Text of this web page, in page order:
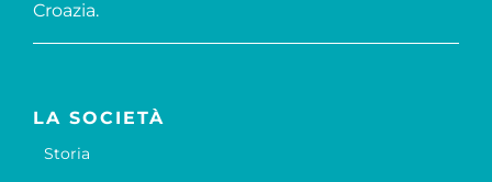
Croazia.
LA SOCIETÀ
Storia